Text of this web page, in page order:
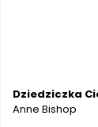
Dziedziczka
Anne Bishop